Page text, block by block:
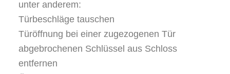
unter anderem:
Türbeschläge tauschen
Türöffnung bei einer zugezogenen Tür
abgebrochenen Schlüssel aus Schloss
entfernen